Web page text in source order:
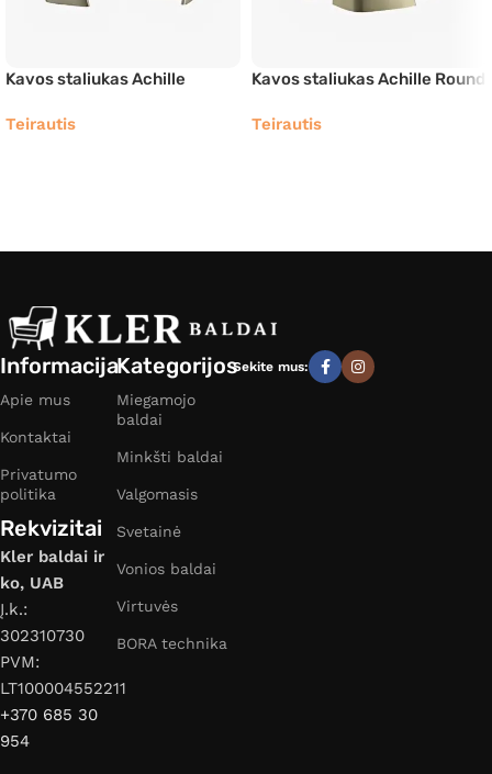
Kavos staliukas Achille
Teirautis
Kavos staliukas Achille Round
Teirautis
Informacija
Apie mus
Kontaktai
Privatumo
politika
Rekvizitai
Kler baldai ir
ko, UAB
Į.k.:
302310730
PVM:
LT100004552211
+370 685 30
954
Kategorijos
Miegamojo
baldai
Minkšti baldai
Valgomasis
Svetainė
Vonios baldai
Virtuvės
BORA technika
Sekite mus: